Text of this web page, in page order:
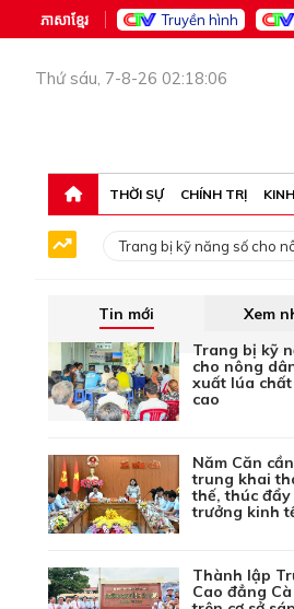
ភាសាខ្មែរ Truyền hình
Thứ sáu, 7-8-26 02:18:06
THỜI SỰ CHÍNH TRỊ
Trang bị kỹ năng số cho
Tin mới
Xem
Trang bị kỹ
cho nông
xuất lúa
cao
Năm Căn
trung khai
thế, thúc
trưởng kinh
Thành lập
Cao đẳng